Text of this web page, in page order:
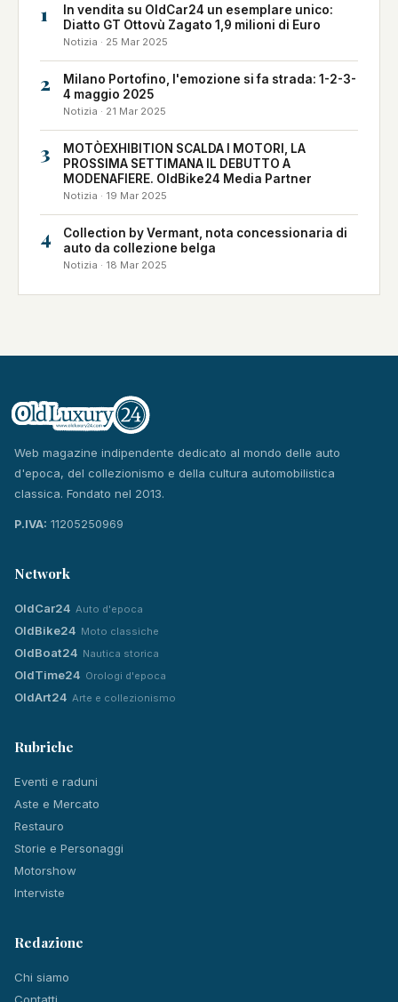
1
In vendita su OldCar24 un esemplare unico:
Diatto GT Ottovù Zagato 1,9 milioni di Euro
Notizia · 25 Mar 2025
2
Milano Portofino, l'emozione si fa strada: 1-2-3-
4 maggio 2025
Notizia · 21 Mar 2025
3
MOTÒEXHIBITION SCALDA I MOTORI, LA
PROSSIMA SETTIMANA IL DEBUTTO A
MODENAFIERE. OldBike24 Media Partner
Notizia · 19 Mar 2025
4
Collection by Vermant, nota concessionaria di
auto da collezione belga
Notizia · 18 Mar 2025
Web magazine indipendente dedicato al mondo delle auto
d'epoca, del collezionismo e della cultura automobilistica
classica. Fondato nel 2013.
P.IVA: 11205250969
Network
OldCar24 Auto d'epoca
OldBike24 Moto classiche
OldBoat24 Nautica storica
OldTime24 Orologi d'epoca
OldArt24 Arte e collezionismo
Rubriche
Eventi e raduni
Aste e Mercato
Restauro
Storie e Personaggi
Motorshow
Interviste
Redazione
Chi siamo